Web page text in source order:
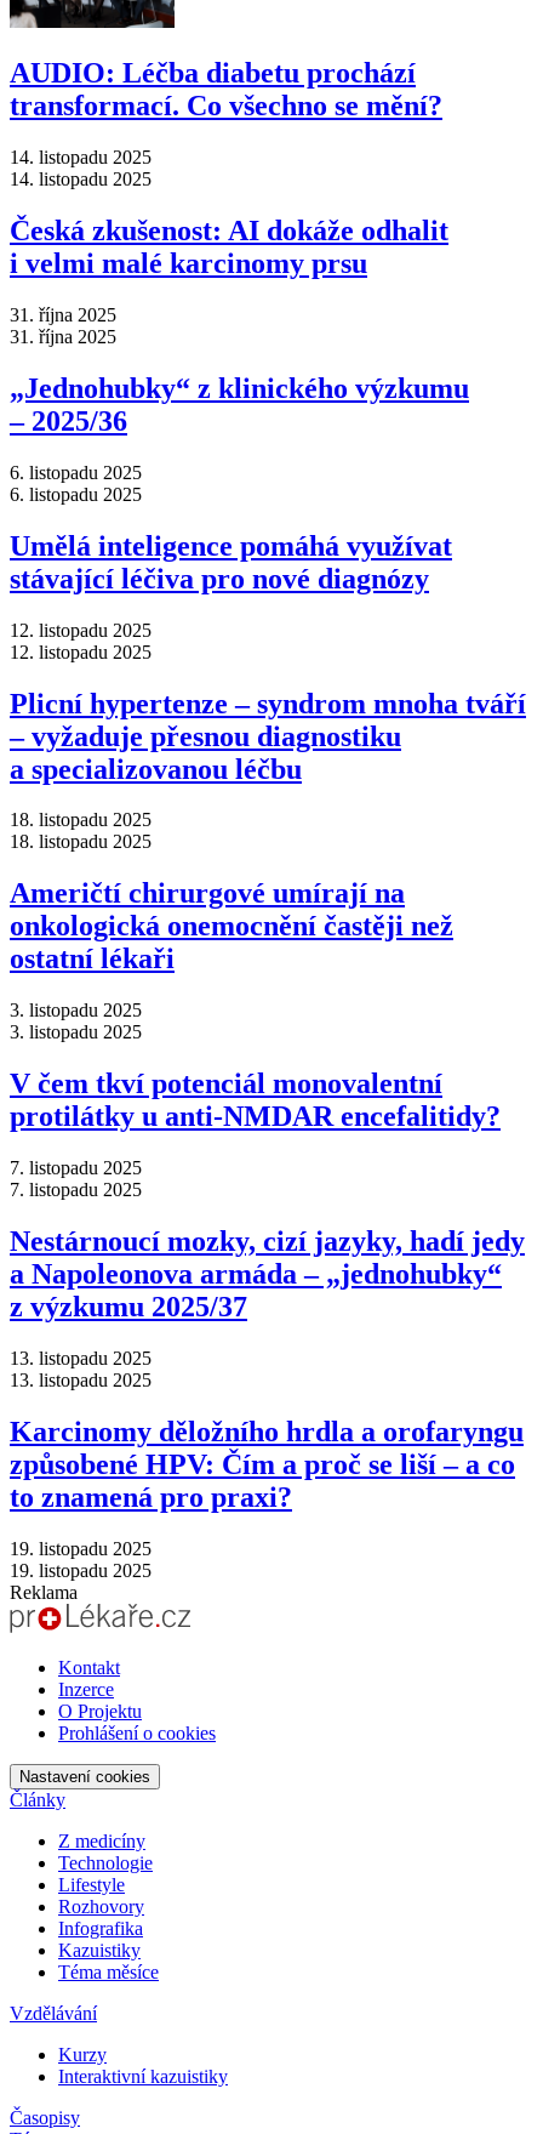
AUDIO: Léčba diabetu prochází
transformací. Co všechno se mění?
14. listopadu 2025
14. listopadu 2025
Česká zkušenost: AI dokáže odhalit
i velmi malé karcinomy prsu
31. října 2025
31. října 2025
„Jednohubky“ z klinického výzkumu
–⁠ 2025/36
6. listopadu 2025
6. listopadu 2025
Umělá inteligence pomáhá využívat
stávající léčiva pro nové diagnózy
12. listopadu 2025
12. listopadu 2025
Plicní hypertenze –⁠ syndrom mnoha tváří
–⁠ vyžaduje přesnou diagnostiku
a specializovanou léčbu
18. listopadu 2025
18. listopadu 2025
Američtí chirurgové umírají na
onkologická onemocnění častěji než
ostatní lékaři
3. listopadu 2025
3. listopadu 2025
V čem tkví potenciál monovalentní
protilátky u anti-NMDAR encefalitidy?
7. listopadu 2025
7. listopadu 2025
Nestárnoucí mozky, cizí jazyky, hadí jedy
a Napoleonova armáda –⁠ „jednohubky“
z výzkumu 2025/37
13. listopadu 2025
13. listopadu 2025
Karcinomy děložního hrdla a orofaryngu
způsobené HPV: Čím a proč se liší –⁠ a co
to znamená pro praxi?
19. listopadu 2025
19. listopadu 2025
Reklama
Kontakt
Inzerce
O Projektu
Prohlášení o cookies
Nastavení cookies
Články
Z medicíny
Technologie
Lifestyle
Rozhovory
Infografika
Kazuistiky
Téma měsíce
Vzdělávání
Kurzy
Interaktivní kazuistiky
Časopisy